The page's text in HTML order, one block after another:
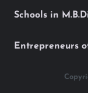
Schools in
Entrepreneurs